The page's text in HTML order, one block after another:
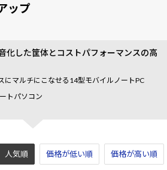
ップ
化した筐体とコストパフォーマンスの高
にマルチにこなせる14型モバイルノートPC
トパソコン
人気順 価格が低い順 価格が高い順